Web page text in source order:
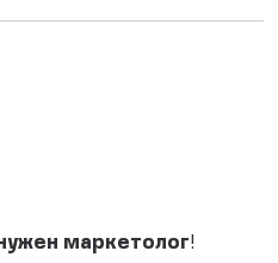
маркетолог!